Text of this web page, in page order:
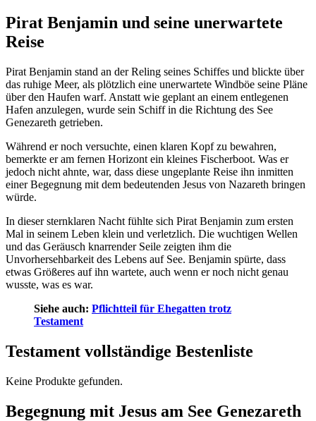
Pirat Benjamin und seine unerwartete
Reise
Pirat Benjamin stand an der Reling seines Schiffes und blickte über
das ruhige Meer, als plötzlich eine unerwartete Windböe seine Pläne
über den Haufen warf. Anstatt wie geplant an einem entlegenen
Hafen anzulegen, wurde sein Schiff in die Richtung des See
Genezareth getrieben.
Während er noch versuchte, einen klaren Kopf zu bewahren,
bemerkte er am fernen Horizont ein kleines Fischerboot. Was er
jedoch nicht ahnte, war, dass diese ungeplante Reise ihn inmitten
einer Begegnung mit dem bedeutenden Jesus von Nazareth bringen
würde.
In dieser sternklaren Nacht fühlte sich Pirat Benjamin zum ersten
Mal in seinem Leben klein und verletzlich. Die wuchtigen Wellen
und das Geräusch knarrender Seile zeigten ihm die
Unvorhersehbarkeit des Lebens auf See. Benjamin spürte, dass
etwas Größeres auf ihn wartete, auch wenn er noch nicht genau
wusste, was es war.
Siehe auch: Pflichtteil für Ehegatten trotz
Testament
Testament vollständige Bestenliste
Keine Produkte gefunden.
Begegnung mit Jesus am See Genezareth